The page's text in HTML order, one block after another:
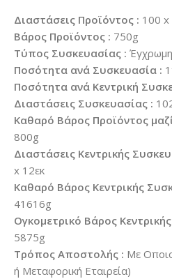
Διαστάσεις Προϊόντος : 100 x
Βάρος Προϊόντος : 750g
Τύπος Συσκευασίας :
Ποσότητα ανά Συσκευασία :
Ποσότητα ανά Κεντρική
Διαστάσεις Συσκευασίας :
Καθαρό Βάρος Προϊόντος
800g
Διαστάσεις Κεντρικής
x 12εκ
Καθαρό Βάρος Κεντρικής
41616g
Ογκομετρικό Βάρος
5875g
Τρόπος Αποστολής : Με
ή Μεταφορική Εταιρεία)